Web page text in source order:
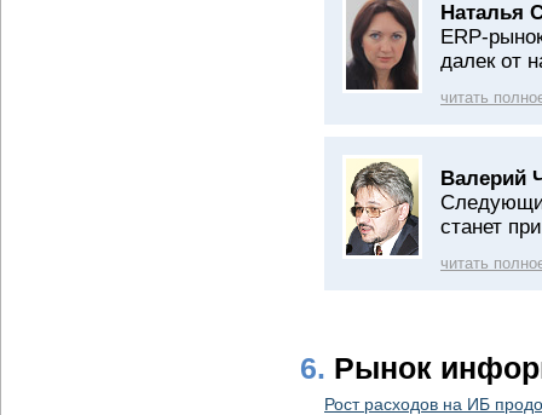
Наталья
ERP-
далек от
читать
Валерий
станет
читать
6. Рынок
Рост расходов на ИБ